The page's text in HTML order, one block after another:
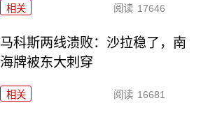
相关 阅读 17646
马科斯两线溃败：沙拉稳了，南
海牌被东大刺穿
相关 阅读 16681